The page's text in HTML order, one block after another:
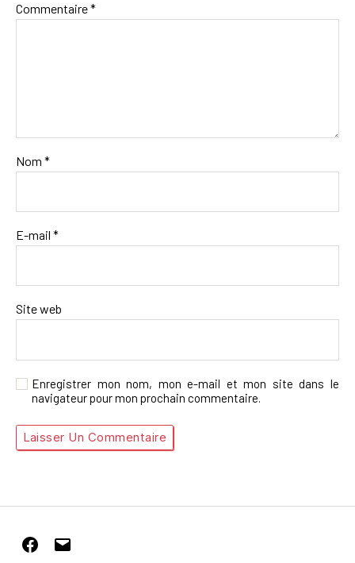
Commentaire*
Nom *
E-mail *
Site web
Enregistrer mon nom, mon e-mail et mon site dans le
navigateur pour mon prochain commentaire.
Facebook
E-
mail